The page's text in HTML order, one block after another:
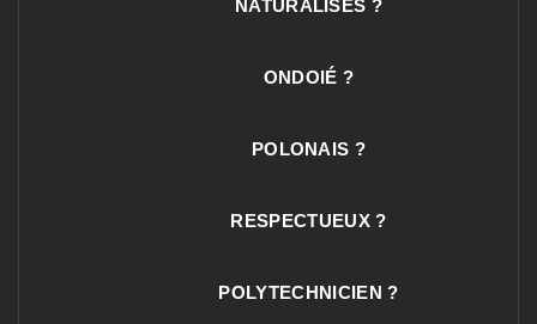
NATURALISÉS ?
ONDOIÉ ?
POLONAIS ?
RESPECTUEUX ?
POLYTECHNICIEN ?